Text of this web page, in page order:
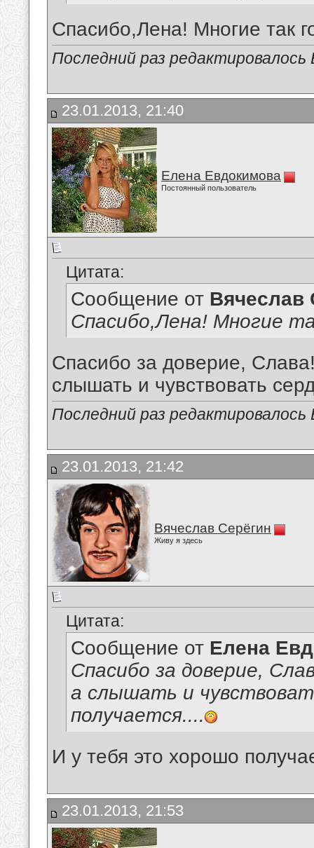
Спасибо,Лена! Многие так
Последний раз
23.01.2013, 21:40
Елена Евдокимова
Постоянный пользователь
Цитата:
Сообщение от Вячеслав
Спасибо,Лена! Многие
Спасибо за доверие,
слышать и чувствовать
Последний раз
23.01.2013, 21:42
Вячеслав Серёгин
Живу я здесь
Цитата:
Сообщение от Елена
Спасибо за доверие,
а слышать и
получается....
И у тебя это хорошо
23.01.2013, 21:53